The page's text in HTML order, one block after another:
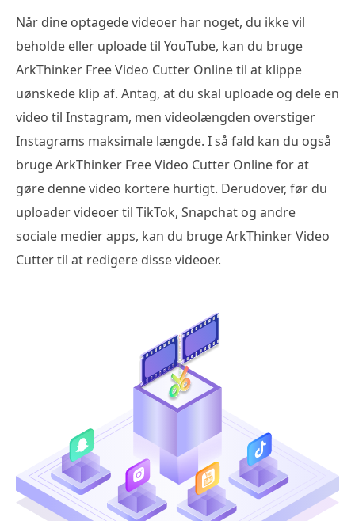
Når dine optagede videoer har noget, du ikke vil
beholde eller uploade til YouTube, kan du bruge
ArkThinker Free Video Cutter Online til at klippe
uønskede klip af. Antag, at du skal uploade og dele en
video til Instagram, men videolængden overstiger
Instagrams maksimale længde. I så fald kan du også
bruge ArkThinker Free Video Cutter Online for at
gøre denne video kortere hurtigt. Derudover, før du
uploader videoer til TikTok, Snapchat og andre
sociale medier apps, kan du bruge ArkThinker Video
Cutter til at redigere disse videoer.